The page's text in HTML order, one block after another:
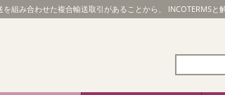
組み合わせた複合輸送取引があることから、 INCOTERMS